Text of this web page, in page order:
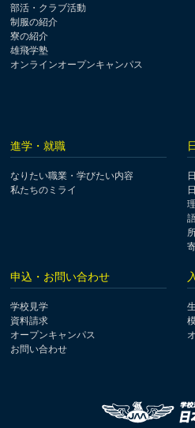
部活・クラブ活動
制服の紹介
寮の紹介
雄飛学塾
オンラインオープンキャンパス
進学・就職
なりたい職業・学びたい内容
私たちのミライ
申込・お問い合わせ
学校見学
資料請求
オープンキャンパス
お問い合わせ